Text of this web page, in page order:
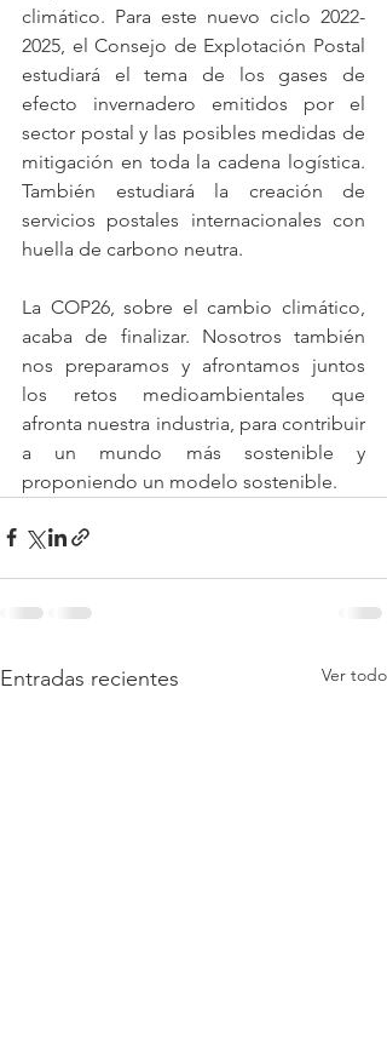
climático. Para este nuevo ciclo 2022-
2025, el Consejo de Explotación Postal
estudiará el tema de los gases de
efecto invernadero emitidos por el
sector postal y las posibles medidas de
mitigación en toda la cadena logística.
También estudiará la creación de
servicios postales internacionales con
huella de carbono neutra.
La COP26, sobre el cambio climático,
acaba de finalizar. Nosotros también
nos preparamos y afrontamos juntos
los retos medioambientales que
afronta nuestra industria, para contribuir
a un mundo más sostenible y
proponiendo un modelo sostenible.
Entradas recientes Ver todo